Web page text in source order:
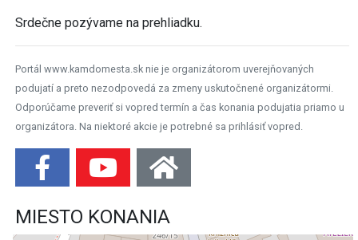
Srdečne pozývame na prehliadku.
Portál www.kamdomesta.sk nie je organizátorom uverejňovaných
podujatí a preto nezodpovedá za zmeny uskutočnené organizátormi.
Odporúčame preveriť si vopred termín a čas konania podujatia priamo u
organizátora. Na niektoré akcie je potrebné sa prihlásiť vopred.
MIESTO KONANIA